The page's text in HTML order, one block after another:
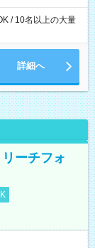
/ 10名以上の大量
詳細へ
ーチフォ